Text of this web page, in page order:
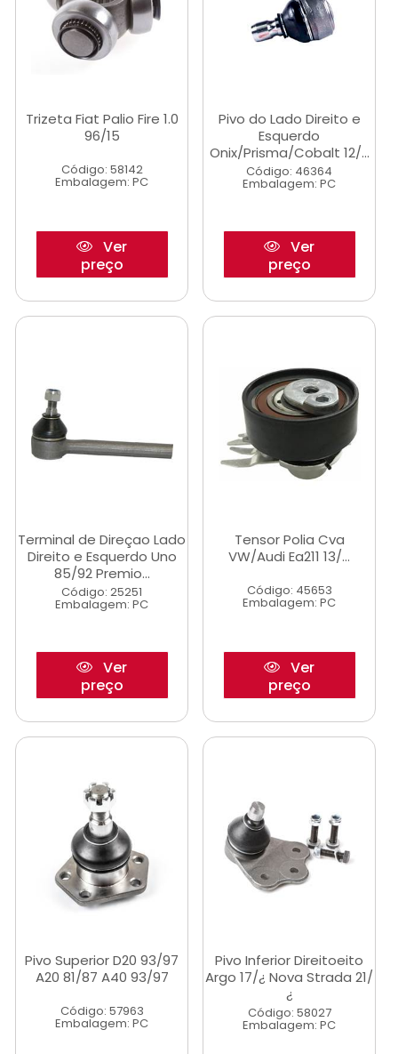
Trizeta Fiat Palio Fire 1.0
96/15
Código: 58142
Embalagem: PC
Ver
preço
Pivo do Lado Direito e
Esquerdo
Onix/Prisma/Cobalt 12/...
Código: 46364
Embalagem: PC
Ver
preço
Terminal de Direçao Lado
Direito e Esquerdo Uno
85/92 Premio...
Código: 25251
Embalagem: PC
Ver
preço
Tensor Polia Cva
VW/Audi Ea211 13/...
Código: 45653
Embalagem: PC
Ver
preço
Pivo Superior D20 93/97
A20 81/87 A40 93/97
Código: 57963
Embalagem: PC
Pivo Inferior Direitoeito
Argo 17/¿ Nova Strada 21/
¿
Código: 58027
Embalagem: PC